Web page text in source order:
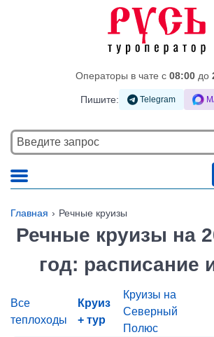
Операторы в чате c 08:00 до
Пишите: Telegram
Главная Речные круизы
Речные круизы на
год: расписание
Все
теплоходы
Круиз
+ тур
Круизы на
Северный
Полюс